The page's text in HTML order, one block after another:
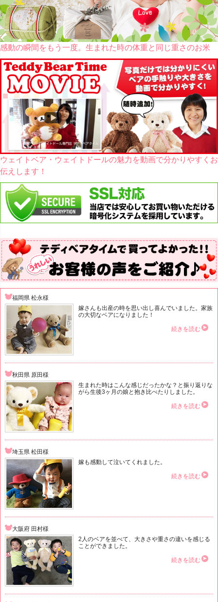
感動の瞬間をもう一度。生まれた時の体重と同じ重さのお米
ウェイトベア・ウェイトドールの魅力を動画で分かりやすくお
伝えします！
福岡県 松永様
嫁さんも出産の時を思い出し喜んでいました。家族
の大切なベアになりました！
続きを読む
秋田県 原田様
生まれた時はこんな感じだったかな？と振り返りな
がら生後3ヶ月の娘と抱き比べたりしました。
続きを読む
埼玉県 松田様
嫁も感動して泣いてくれました。
続きを読む
大阪府 田村様
2人のベアを並べて、大きさや重さの違いを感じる
ことができました。
続きを読む